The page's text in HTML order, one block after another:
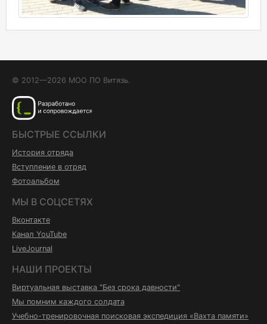
© 2012—2026 МОО ПО Витязь.
БЫСТРЫЕ ССЫЛКИ
История отряда
Вступление в отряд
Фотоальбом
МЫ В СОЦСЕТЯХ
Вконтакте
Канал YouTube
LiveJournal
НАШИ ПРОЕКТЫ
Виртуальная выставка "Без срока давности"
Мы помним каждого солдата
Учебно-тренировочная поисковая экспедиция «Вахта памяти»